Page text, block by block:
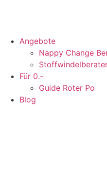
Angebote
Nappy Change
Für 0.-
Guide Roter Po
Blog